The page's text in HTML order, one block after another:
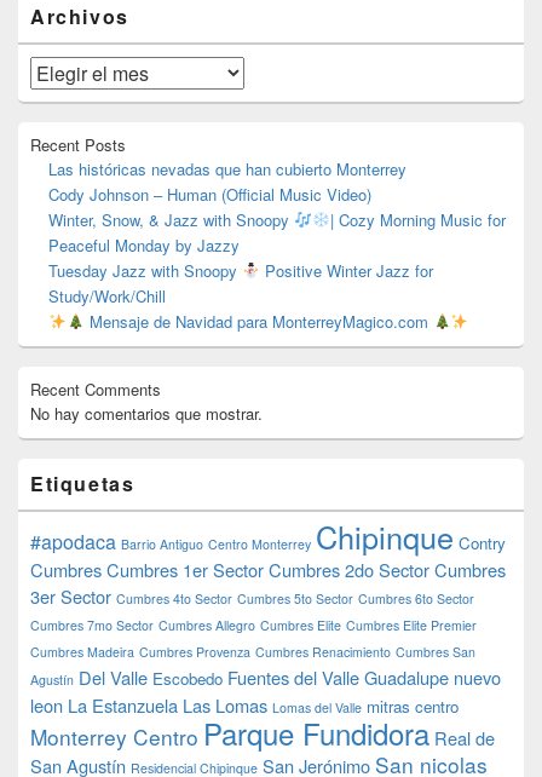
área
de
widget
barra
lateral
Archivos
Archivos
Recent Posts
Las históricas nevadas que han cubierto Monterrey
Cody Johnson – Human (Official Music Video)
Winter, Snow, & Jazz with Snoopy
| Cozy Morning Music for
Peaceful Monday by Jazzy
Tuesday Jazz with Snoopy
Positive Winter Jazz for
Study/Work/Chill
Mensaje de Navidad para MonterreyMagico.com
Recent Comments
No hay comentarios que mostrar.
Etiquetas
#apodaca Barrio Antiguo Centro Monterrey Chipinque Contry
CumbresCumbres 1er SectorCumbres 2do SectorCumbres
3er Sector Cumbres 4to Sector Cumbres 5to Sector Cumbres 6to Sector
Cumbres 7mo Sector Cumbres Allegro Cumbres Elite Cumbres Elite Premier
Cumbres Madeira Cumbres Provenza Cumbres Renacimiento Cumbres San
Agustín Del Valle Escobedo Fuentes del ValleGuadalupe nuevo
leon La Estanzuela Las Lomas Lomas del Valle mitras centro
Monterrey Centro Parque Fundidora Real de
San Agustín Residencial Chipinque San Jerónimo San nicolas